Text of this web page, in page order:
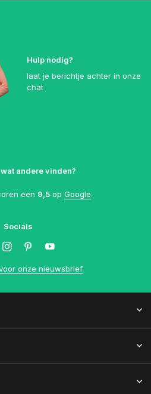
Hulp nodig?
laat je berichtje achter in onze
chat
andere vinden?
een 9,5 op Google
Socials
onze nieuwsbrief